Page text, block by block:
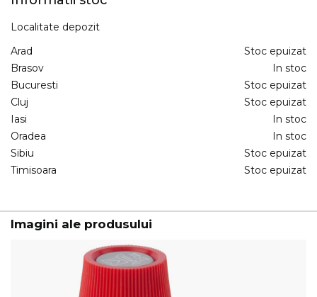
Localitate depozit
Arad
Stoc epuizat
Brasov
In stoc
Bucuresti
Stoc epuizat
Cluj
Stoc epuizat
Iasi
In stoc
Oradea
In stoc
Sibiu
Stoc epuizat
Timisoara
Stoc epuizat
Imagini ale produsului